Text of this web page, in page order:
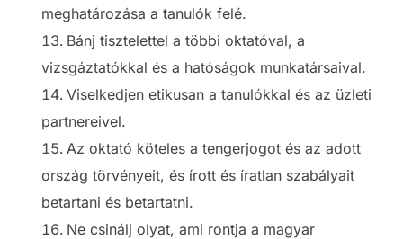
meghatározása a tanulók felé.
Bánj tisztelettel a többi oktatóval, a
vizsgáztatókkal és a hatóságok munkatársaival.
Viselkedjen etikusan a tanulókkal és az üzleti
partnereivel.
Az oktató köteles a tengerjogot és az adott
ország törvényeit, és írott és íratlan szabályait
betartani és betartatni.
Ne csinálj olyat, ami rontja a magyar